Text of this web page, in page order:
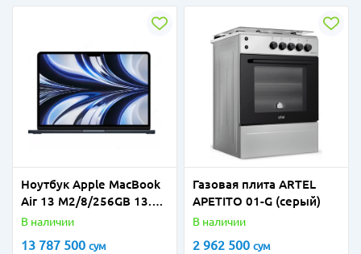
Ноутбук Apple MacBook
Air 13 M2/8/256GB 13.3"
Black
В наличии
13 787 500 сум
Газовая плита ARTEL
APETITO 01-G (серый)
В наличии
2 962 500 сум